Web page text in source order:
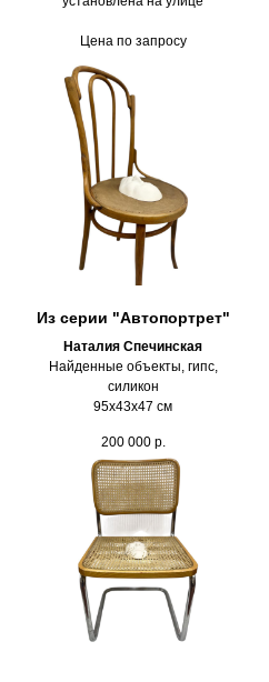
Цена по запросу
Из серии "Автопортрет"
Наталия Спечинская
Найденные объекты, гипс,
силикон
95х43х47 см
200 000 р.